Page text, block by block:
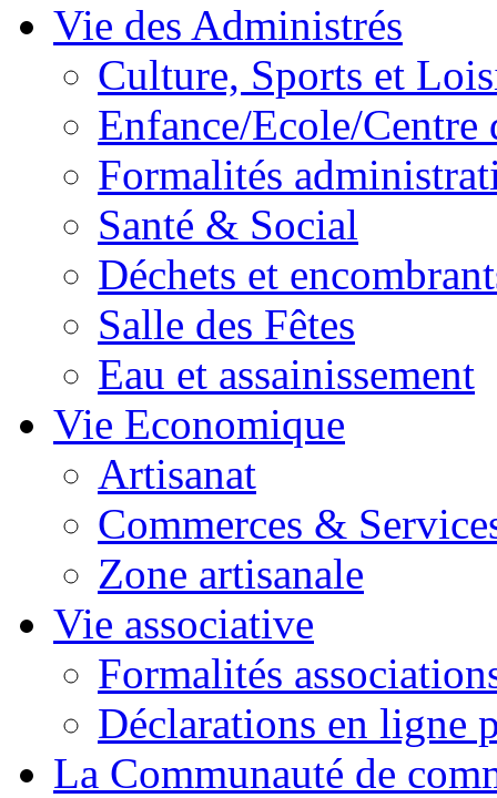
Vie des Administrés
Culture, Sports et
Enfance/Ecole/Centre
Formalités
Santé & Social
Déchets et
Salle des Fêtes
Eau et assainissement
Vie Economique
Artisanat
Commerces &
Zone artisanale
Vie associative
Formalités
Déclarations en ligne
La Communauté de